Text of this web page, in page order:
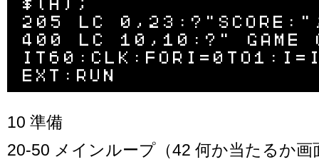
$(H);
205 LC
400 LC 10,10:?" GAME
10 準備
20-50 メインループ（42 何か当たるか画